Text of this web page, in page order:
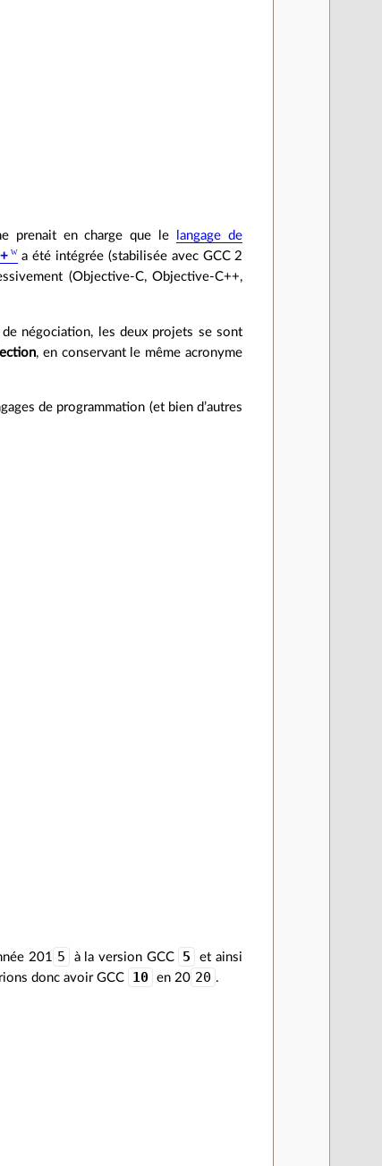
prenait en charge que le
langage de
a été intégrée (stabilisée avec GCC 2
(Objective-C, Objective-C++,
négociation, les deux projets se sont
, en conservant le même acronyme
de programmation (et bien d’autres
201 5 à la version GCC 5
et ainsi
donc avoir GCC 10 en 20 20 .